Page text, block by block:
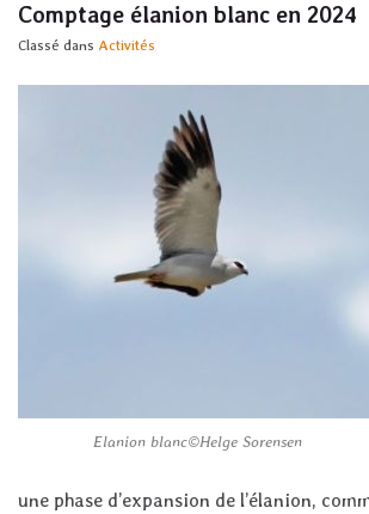
Comptage élanion blanc en 2024
Classé dans Activités
Elanion blanc©Helge Sorensen
une phase d’expansion de l’élanion,